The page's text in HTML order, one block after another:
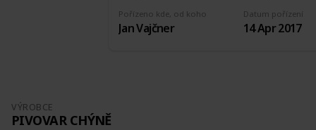
Pořízeno kde, od koho
Jan Vajčner
Datum pořízení
14 Apr 2017
VÝROBCE
PIVOVAR CHÝNĚ